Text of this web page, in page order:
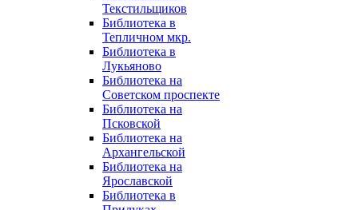
Текстильщиков
Библиотека в
Тепличном мкр.
Библиотека в
Лукьяново
Библиотека на
Советском проспекте
Библиотека на
Псковской
Библиотека на
Архангельской
Библиотека на
Ярославской
Библиотека в